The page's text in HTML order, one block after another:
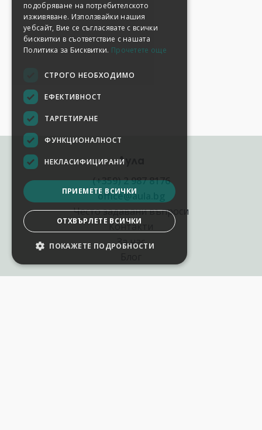
Аула
(+359) 2 987 8176
office@aula.bg
Често задавани въпроси
Контакти
За нас
подобряване на потребителското
изживяване. Използвайки нашия
уебсайт, Вие се съгласявате с всички
бисквитки в съответствие с нашата
Политика за Бисквитки. Прочетете още
СТРОГО НЕОБХОДИМО
ЕФЕКТИВНОСТ
ТАРГЕТИРАНЕ
ФУНКЦИОНАЛНОСТ
НЕКЛАСИФИЦИРАНИ
ПРИЕМЕТЕ ВСИЧКИ
ОТХВЪРЛЕТЕ ВСИЧКИ
ПОКАЖЕТЕ ПОДРОБНОСТИ